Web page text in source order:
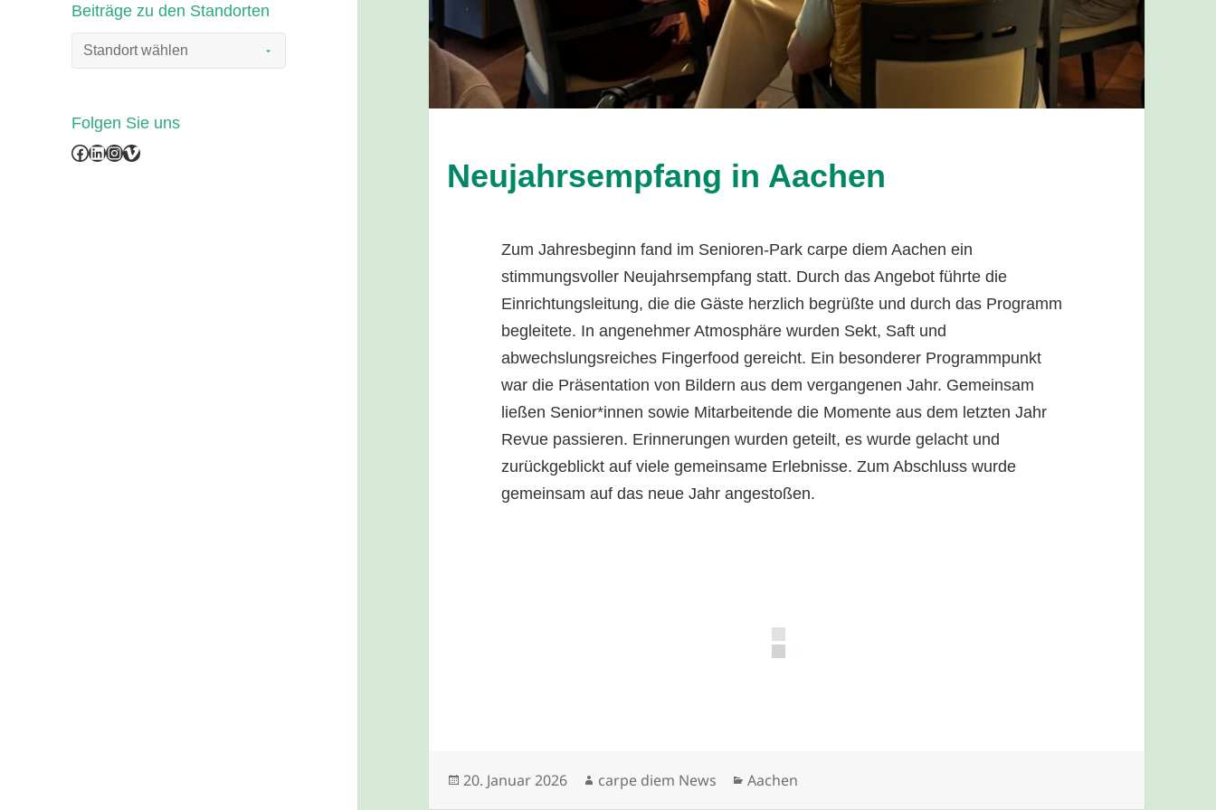
Beiträge zu den Standorten
Folgen Sie uns
Facebook
LinkedIn
Instagram
Vimeo
Neujahrsempfang in Aachen
Zum Jahresbeginn fand im Senioren-Park carpe diem Aachen ein
stimmungsvoller Neujahrsempfang statt. Durch das Angebot führte die
Einrichtungsleitung, die die Gäste herzlich begrüßte und durch das Programm
begleitete. In angenehmer Atmosphäre wurden Sekt, Saft und
abwechslungsreiches Fingerfood gereicht. Ein besonderer Programmpunkt
war die Präsentation von Bildern aus dem vergangenen Jahr. Gemeinsam
ließen Senior*innen sowie Mitarbeitende die Momente aus dem letzten Jahr
Revue passieren. Erinnerungen wurden geteilt, es wurde gelacht und
zurückgeblickt auf viele gemeinsame Erlebnisse. Zum Abschluss wurde
gemeinsam auf das neue Jahr angestoßen.
Veröffentlicht
20. Januar 2026 Autor
carpe diem News Kategorien
Aachen